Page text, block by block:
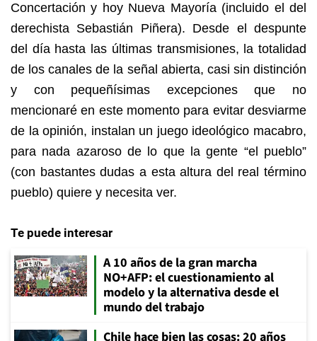
Concertación y hoy Nueva Mayoría (incluido el del
derechista Sebastián Piñera). Desde el despunte
del día hasta las últimas transmisiones, la totalidad
de los canales de la señal abierta, casi sin distinción
y con pequeñísimas excepciones que no
mencionaré en este momento para evitar desviarme
de la opinión, instalan un juego ideológico macabro,
para nada azaroso de lo que la gente “el pueblo”
(con bastantes dudas a esta altura del real término
pueblo) quiere y necesita ver.
Te puede interesar
A 10 años de la gran marcha
NO+AFP: el cuestionamiento al
modelo y la alternativa desde el
mundo del trabajo
Chile hace bien las cosas: 20 años